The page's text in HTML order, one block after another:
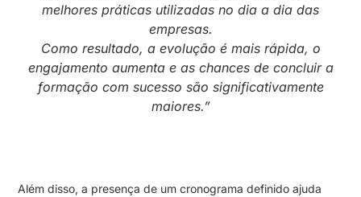
melhores práticas utilizadas no dia a dia das
empresas.
Como resultado, a evolução é mais rápida, o
engajamento aumenta e as chances de concluir a
formação com sucesso são significativamente
maiores.”
Além disso, a presença de um cronograma definido ajuda